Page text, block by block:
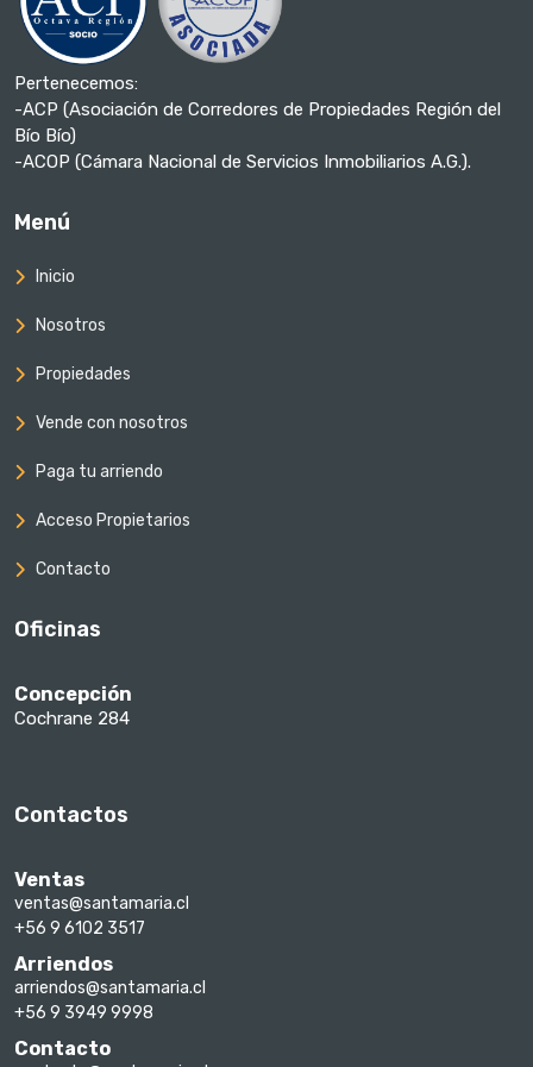
Pertenecemos:
-ACP (Asociación de Corredores de Propiedades Región del
Bío Bío)
-ACOP (Cámara Nacional de Servicios Inmobiliarios A.G.).
Menú
Inicio
Nosotros
Propiedades
Vende con nosotros
Paga tu arriendo
Acceso Propietarios
Contacto
Oficinas
Concepción
Cochrane 284
Contactos
Ventas
ventas@santamaria.cl
+56 9 6102 3517
Arriendos
arriendos@santamaria.cl
+56 9 3949 9998
Contacto